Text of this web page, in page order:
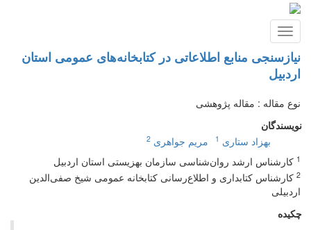
Toggle
navigation
نیازسنجی منابع اطلاعاتی در کتابخانه‌های عمومی استان
اردبیل
نوع مقاله : مقاله پژوهشی
نویسندگان
بهزاد ستاری 1 مریم جواهری 2
1 کارشناس ارشد روان‌شناسی سازمان بهزیستی استان اردبیل
2 کارشناس کتابداری و اطلاع‌رسانی کتابخانه عمومی شیخ صفی‌الدین
اردبیلی
چکیده